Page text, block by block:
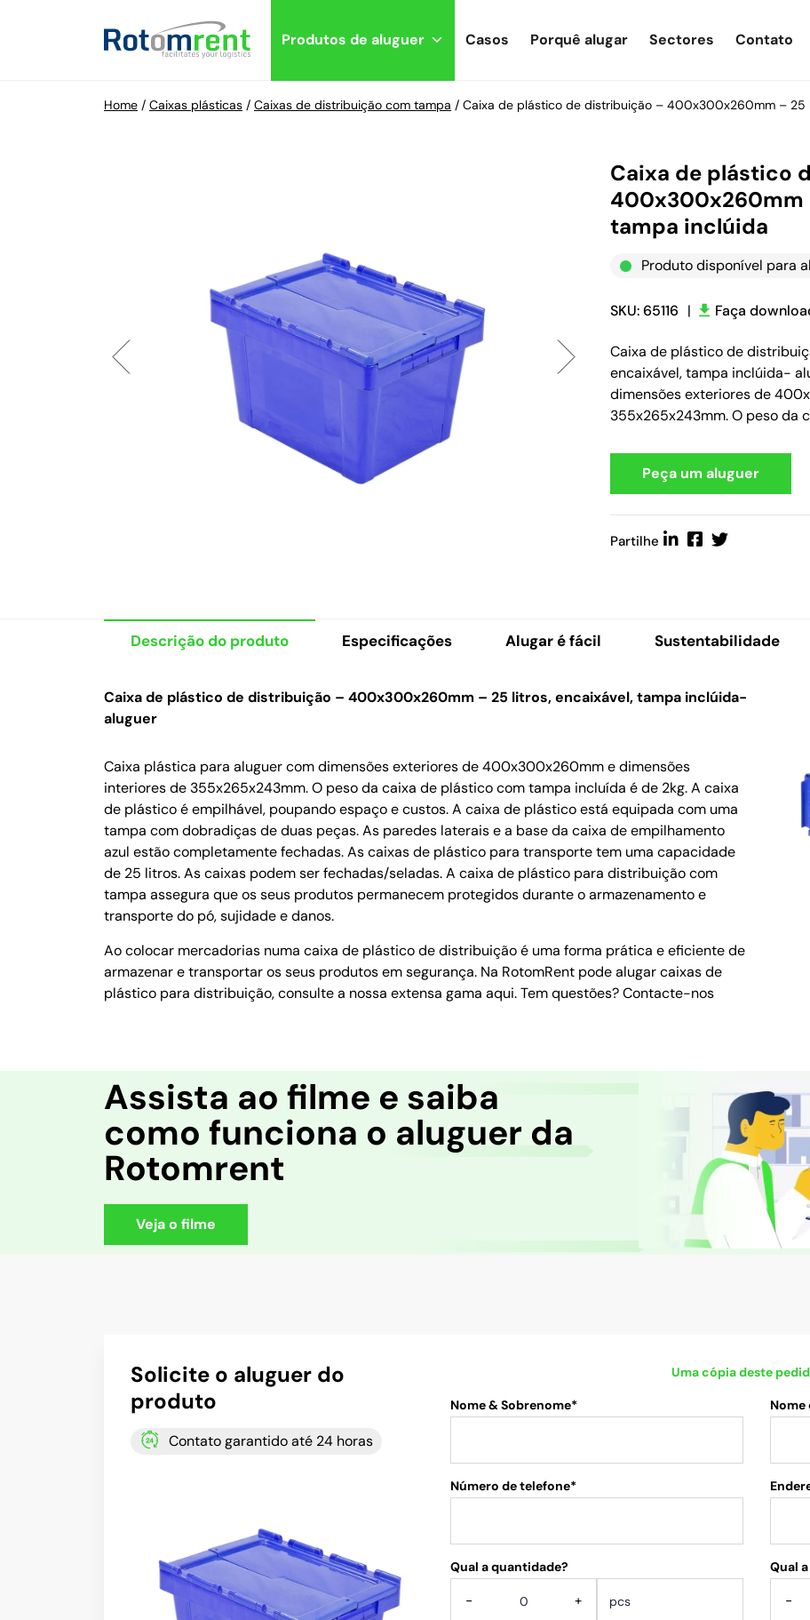
Produtos de aluguer Casos Porquê alugar Sectores Contato
Home / Caixas plásticas / Caixas de distribuição com tampa / Caixa de plástico de distribuição – 400x300x260mm – 25
Caixa de plástico
400x300x260mm
tampa inclúida
Produto disponível para
SKU: 65116 | Faça
Caixa de plástico de
encaixável, tampa inclúida-
dimensões exteriores de
355x265x243mm. O peso da
Peça um aluguer
Partilhe
Descrição do produto Especificações Alugar é fácil Sustentabilidade
Caixa de plástico de distribuição – 400x300x260mm – 25 litros, encaixável, tampa inclúida-
aluguer
Caixa plástica para aluguer com dimensões exteriores de 400x300x260mm e dimensões
interiores de 355x265x243mm. O peso da caixa de plástico com tampa incluída é de 2kg. A caixa
de plástico é empilhável, poupando espaço e custos. A caixa de plástico está equipada com uma
tampa com dobradiças de duas peças. As paredes laterais e a base da caixa de empilhamento
azul estão completamente fechadas. As caixas de plástico para transporte tem uma capacidade
de 25 litros. As caixas podem ser fechadas/seladas. A caixa de plástico para distribuição com
tampa assegura que os seus produtos permanecem protegidos durante o armazenamento e
transporte do pó, sujidade e danos.
Ao colocar mercadorias numa caixa de plástico de distribuição é uma forma prática e eficiente de
armazenar e transportar os seus produtos em segurança. Na RotomRent pode alugar caixas de
plástico para distribuição, consulte a nossa extensa gama aqui. Tem questões? Contacte-nos
Assista ao filme e saiba
como funciona o aluguer da
Rotomrent
Veja o filme
Solicite o aluguer do
produto
Contato garantido até 24 horas
Uma cópia deste
Nome & Sobrenome* Nome
Número de telefone*
Qual a quantidade?
- +
Qual
-